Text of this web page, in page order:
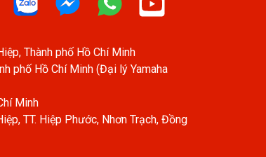
Thành phố Hồ Chí Minh
phố Hồ Chí Minh (Đại lý Yamaha
Minh
TT. Hiệp Phước, Nhơn Trạch, Đồng